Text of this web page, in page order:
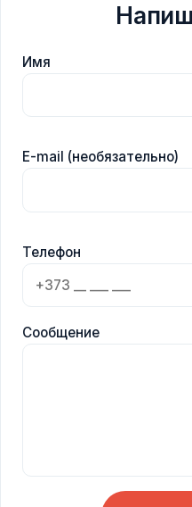
Имя
E-mail (необязательно)
Телефон
Сообщение